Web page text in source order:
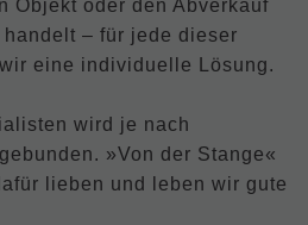
Objekt oder den Abverkauf
– für jede dieser
eine individuelle Lösung.
wird je nach
»Von der Stange«
lieben und leben wir gute